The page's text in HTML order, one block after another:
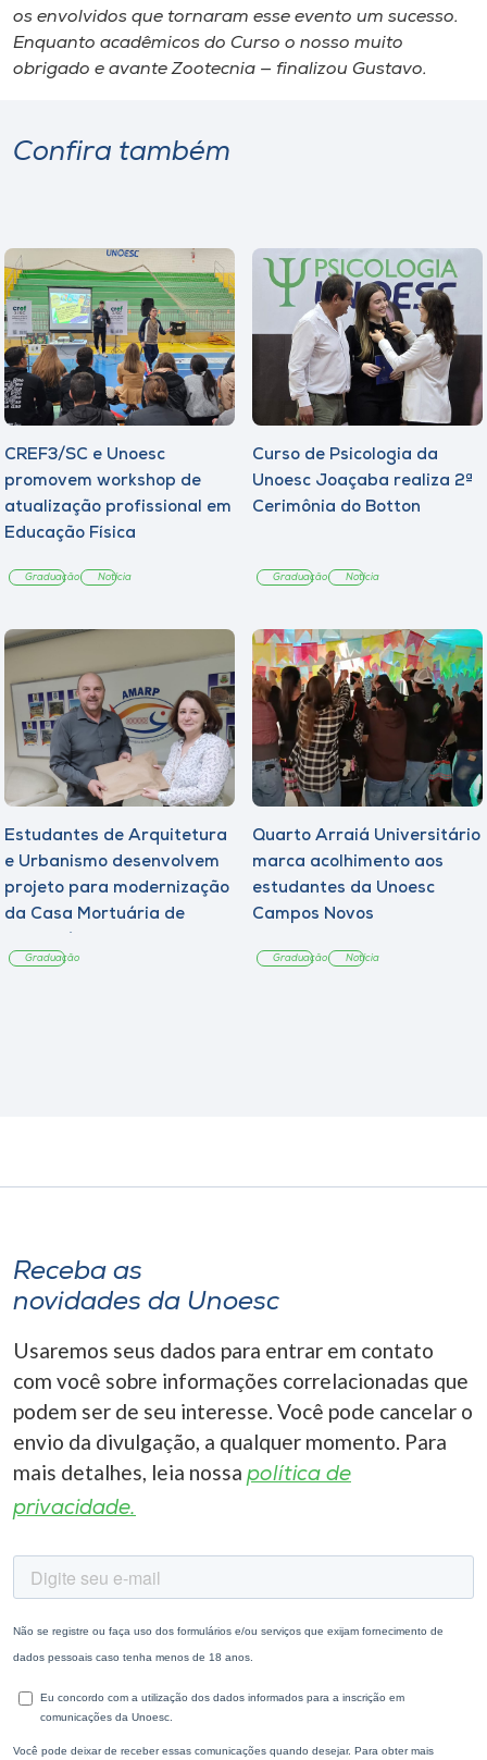
os envolvidos que tornaram esse evento um sucesso.
Enquanto acadêmicos do Curso o nosso muito
obrigado e avante Zootecnia — finalizou Gustavo.
Confira também
CREF3/SC e Unoesc
promovem workshop de
atualização profissional em
Educação Física
Graduação Notícia
Curso de Psicologia da
Unoesc Joaçaba realiza 2ª
Cerimônia do Botton
Graduação Notícia
Estudantes de Arquitetura
e Urbanismo desenvolvem
projeto para modernização
da Casa Mortuária de
Graduação
Quarto Arraiá Universitário
marca acolhimento aos
estudantes da Unoesc
Campos Novos
Graduação Notícia
Receba as
novidades da Unoesc
Usaremos seus dados para entrar em contato
com você sobre informações correlacionadas que
podem ser de seu interesse. Você pode cancelar o
envio da divulgação, a qualquer momento. Para
mais detalhes, leia nossa política de
privacidade.